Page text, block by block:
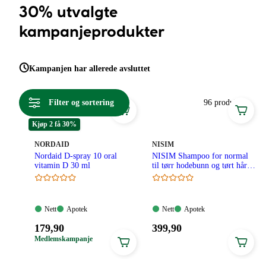
30% utvalgte
kampanjeprodukter
Kampanjen har allerede avsluttet
Filter og sortering 96 produkter
Kjøp 2 få 30%
MERKE:
NORDAID
Nordaid D-spray 10 oral
vitamin D 30 ml
Nett:
Nett
Apotek:
Apotek
Pris:
179,90
179,90
Medlemskampanje
MERKE
NISIM
NISIM Shampoo for normal
til tørr hodebunn og tørt hår
240ml
Nett:
Nett
Apotek:
Apotek
Pris:
399,90